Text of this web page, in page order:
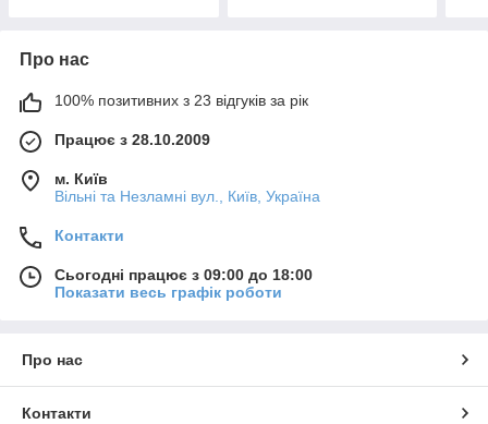
Про нас
100% позитивних з 23 відгуків за рік
Працює з 28.10.2009
м. Київ
Вільні та Незламні вул., Київ, Україна
Контакти
Сьогодні працює з 09:00 до 18:00
Показати весь графік роботи
Про нас
Контакти